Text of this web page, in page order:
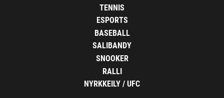
TENNIS
ESPORTS
BASEBALL
SALIBANDY
SNOOKER
RALLI
NYRKKEILY / UFC